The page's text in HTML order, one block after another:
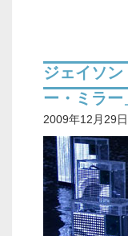
ジェイソ
ー・ミラー
2009年12月29